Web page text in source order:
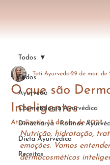
Todos
Ayurveda
Cosmetologia Ayurvédica
Dinacharya - Rotinas
Dieta Ayurvédica
Receitas
Todos
O que são
Inteligentes
Tati Ayurveda29 de mar. de
Atualizado:13 de abr. de 2023
Nutrição, hidratação,
emoções. Vamos
dermocosméticos